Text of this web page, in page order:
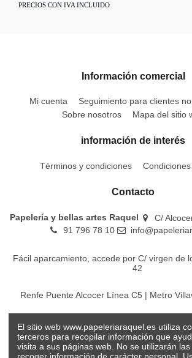
PRECIOS CON IVA INCLUIDO
Información comercial
Mi cuenta
Seguimiento para clientes
Sobre nosotros
Mapa del sitio
información de interés
Términos y condiciones
Contacto
Papelería y bellas artes Raquel
C/
91 796 78 10
Fácil aparcamiento, accede por C/ virgen de
42
Renfe Puente Alcocer Línea C5 | Metro
El sitio web www.papeleriaraquel.es utiliza
terceros para recopilar información que
visita a sus páginas web. No se utilizarán